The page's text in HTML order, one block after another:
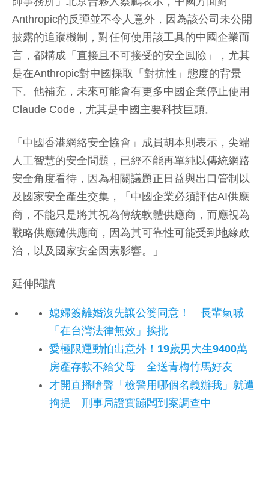
Anthropic的反彈並不令人意外，因為該公司未公開
披露的追蹤機制，對任何使用該工具的中國企業而
言，都構成「直接且不可接受的安全風險」，尤其
是在Anthropic對中國採取「對抗性」態度的背景
下。他補充，未來可能會有更多中國企業停止使用
Claude Code，尤其是中國主要科技巨頭。
「中國香港網絡安全協會」成員胡本則表示，尖端
人工智慧的安全問題，已經不能再單純以傳統網路
安全角度看待，因為相關議題正日益與出口管制以
及國家安全產生交集，「中國企業必須評估AI供應
商，不能只是將其視為傳統軟體供應商，而應視為
戰略供應鏈供應商，因為其可靠性可能受到地緣政
治，以及國家安全因素影響。」
延伸閱讀
媳婦簽離婚沒先讓公婆同意！ 長輩氣喊
「在台灣法律無效」挨批
愛極限運動怕出意外！19歲男大生9400萬
房產存款不給父母 全送青梅竹馬好友
才開直播嗆聲「檢警用哪個名義辦我」就遭
拘提 刑事局證實蹦闆到案調查中